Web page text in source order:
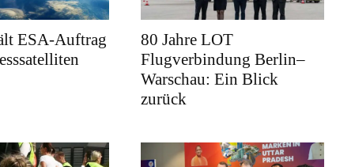
ESA-Auftrag
80 Jahre LOT
Flugverbindung Berlin–
Warschau: Ein Blick
zurück